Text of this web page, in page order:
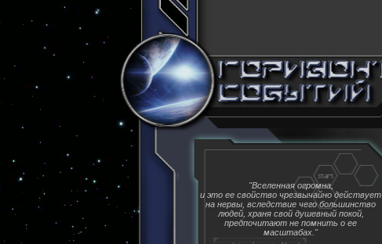
"Вселенная огромна,
и это ее свойство чрезвычайно действует
на нервы, вследствие чего большинство
людей, храня свой душевный покой,
предпочитают не помнить о ее
масштабах."